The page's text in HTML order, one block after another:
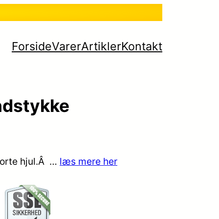
ForsideVarerArtiklerKontakt
hjul.Â … læs mere her